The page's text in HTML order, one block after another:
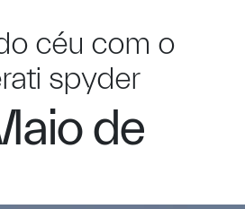
céu com o
spyder
de